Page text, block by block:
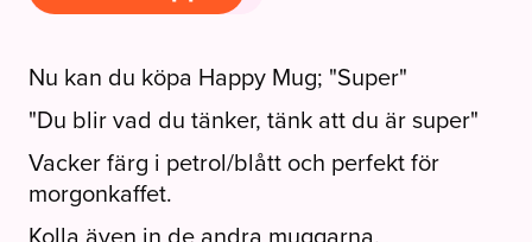
Nu kan du köpa Happy Mug; "Super"
"Du blir vad du tänker, tänk att du är super"
Vacker färg i petrol/blått och perfekt för
morgonkaffet.